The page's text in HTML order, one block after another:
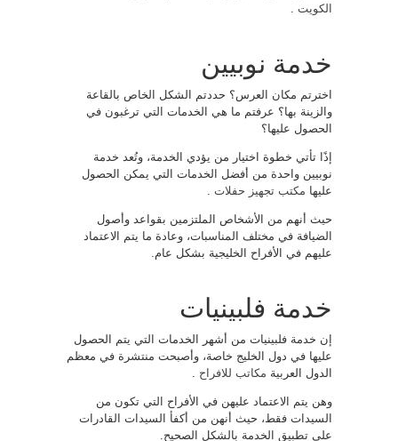
الكويت
خدمة نوبيين
اخترتم مكان العرس؟ حددتم الشكل الخاص بالقاعة
والزينة بها؟ عرفتم ما هي الخدمات التي ترغبون في
الحصول عليها؟
إذًا تأتي خطوة اختيار من يؤدي الخدمة، وتُعد خدمة
نوبيين واحدة من أفضل الخدمات التي يمكن الحصول
عليها مكتب تجهيز حفلات
حيث أنهم من الأشخاص الملتزمين بقواعد وأصول
الضيافة في مختلف المناسبات، وعادة ما يتم الاعتماد
عليهم في الأفراح الخليجية بشكل عام.
خدمة فلبينيات
إن خدمة فلبينيات من أشهر الخدمات التي يتم الحصول
عليها في دول الخليج خاصة، وأصبحت منتشرة في معظم
الدول العربية مكاتب للافراح
وهن يتم الاعتماد عليهن في الأفراح التي تكون من
السيدات فقط، حيث أنهن من أكفأ السيدات القادرات
على تطبيق الخدمة بالشكل الصحيح.